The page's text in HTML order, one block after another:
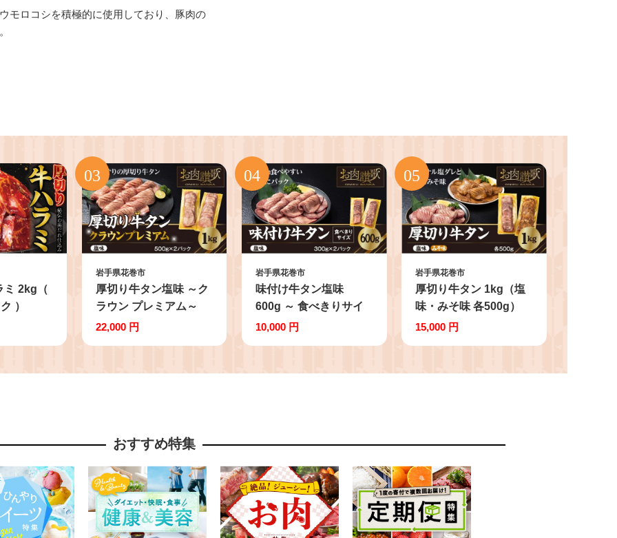
モロコシを積極的に使用しており、豚肉の
ミ 2kg（
）
岩手県花巻市
厚切り牛タン塩味 ～ク
ラウン プレミアム～
1kg（500g×２P）
22,000 円
岩手県花巻市
味付け牛タン塩味
600g ～ 食べきりサイ
ズ ～ (300g×２パック)
10,000 円
岩手県花巻市
厚切り牛タン 1kg（塩
味・みそ味 各500g）
【726】
15,000 円
おすすめ特集